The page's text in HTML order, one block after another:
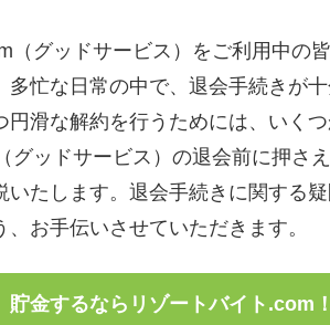
（グッドサービス）をご利用中の
多忙な日常の中で、退会手続きが
円滑な解約を行うためには、いく
グッドサービス）の退会前に押さ
いたします。退会手続きに関する
お手伝いさせていただきます。
貯金するならリゾートバイト.com